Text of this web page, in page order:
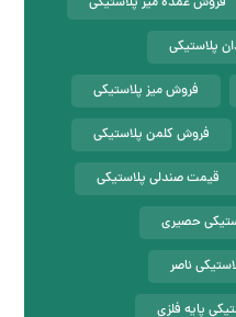
پلاستیکی
فروش میز پلاستیکی
فروش کلمن پلاستیکی
قیمت صندلی پلاستیکی
حصیری
ناصر
پایه فلزی